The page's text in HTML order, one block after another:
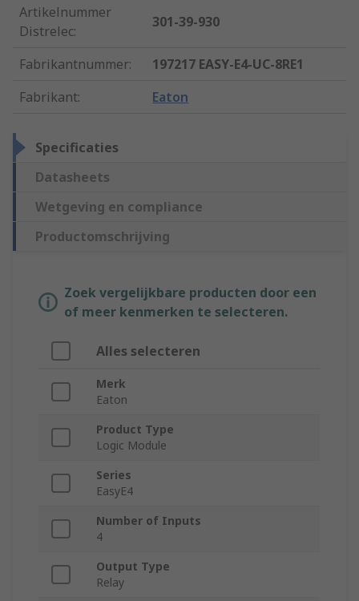
Artikelnummer
Distrelec:
301-39-930
Fabrikantnummer:
197217 EASY-E4-UC-8RE1
Fabrikant: Eaton
Specificaties
Datasheets
Wetgeving en compliance
Productomschrijving
Zoek vergelijkbare producten door een
of meer kenmerken te selecteren.
Alles selecteren
Merk
Eaton
Product Type
Logic Module
Series
EasyE4
Number of Inputs
4
Output Type
Relay